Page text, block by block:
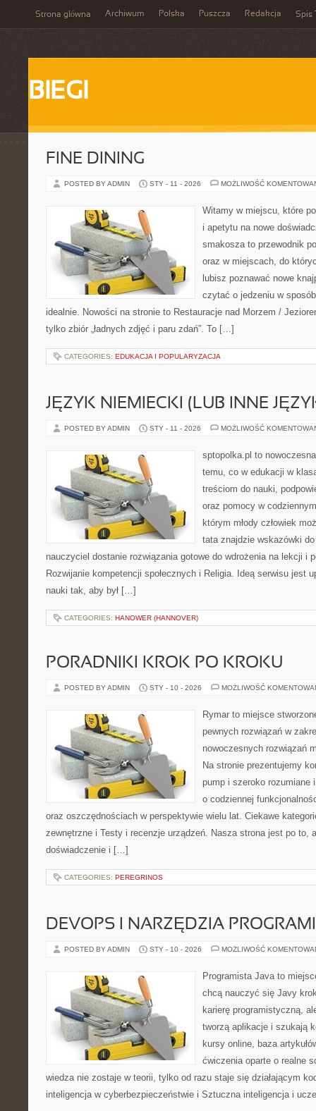
Strona główna Archiwum Polska Puszcza Redakcja Spis
BIEGI
FINE DINING
POSTED BY ADMIN STY - 11 - 2026 MOŻLIWOŚĆ
Witamy w miejscu, które
i apetytu na nowe
smakosza to przewodnik
oraz w miejscach, do
lubisz poznawać nowe
czytać o jedzeniu w
idealnie. Nowości na stronie to Restauracje nad Morzem /
tylko zbiór „ładnych zdjęć i paru zdań”. To […]
CATEGORIES: EDUKACJA I POPULARYZACJA
JĘZYK NIEMIECKI (LUB INNE
POSTED BY ADMIN STY - 11 - 2026 MOŻLIWOŚĆ
sptopolka.pl to
temu, co w edukacji w
treściom do nauki,
oraz pomocy w
którym młody człowiek
tata znajdzie wskazówki
nauczyciel dostanie rozwiązania gotowe do wdrożenia na lekcji i
Rozwijanie kompetencji społecznych i Religia. Ideą serwisu jest
nauki tak, aby był […]
CATEGORIES: HANOWER (HANNOVER)
PORADNIKI KROK PO KROKU
POSTED BY ADMIN STY - 10 - 2026 MOŻLIWOŚĆ
Rymar to miejsce
pewnych rozwiązań w
nowoczesnych rozwiązań
Na stronie prezentujemy
pump i szeroko rozumiane
o codziennej
oraz oszczędnościach w perspektywie wielu lat. Ciekawe
zewnętrzne i Testy i recenzje urządzeń. Nasza strona jest po to,
doświadczenie i […]
CATEGORIES: PEREGRINOS
DEVOPS I NARZĘDZIA
POSTED BY ADMIN STY - 10 - 2026 MOŻLIWOŚĆ
Programista Java to
chcą nauczyć się Javy
karierę programistyczną,
tworzą aplikacje i szukają
kursy online, baza
ćwiczenia oparte o realne
wiedza nie zostaje w teorii, tylko od razu staje się działającym
inteligencja w cyberbezpieczeństwie i Sztuczna inteligencja i